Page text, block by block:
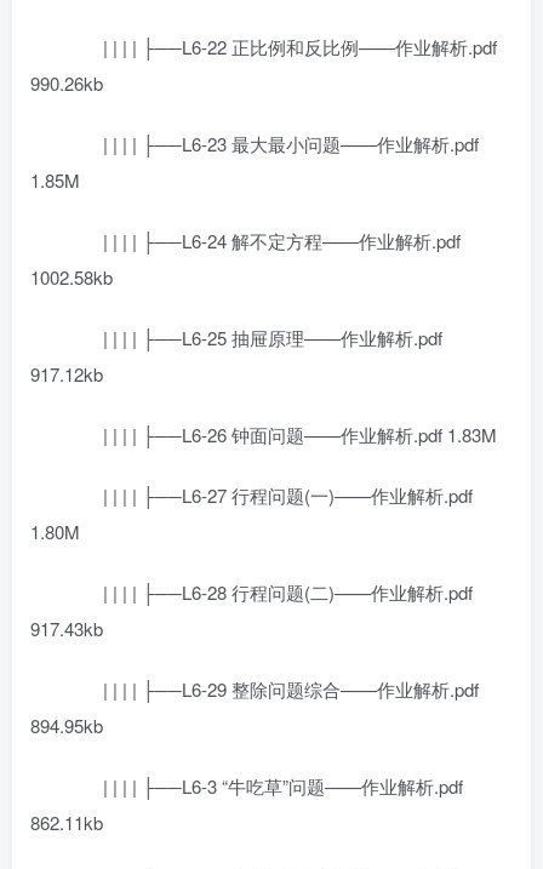
| | | | ├──L6-22 正比例和反比例——作业解析.pdf
990.26kb
| | | | ├──L6-23 最大最小问题——作业解析.pdf
1.85M
| | | | ├──L6-24 解不定方程——作业解析.pdf
1002.58kb
| | | | ├──L6-25 抽屉原理——作业解析.pdf
917.12kb
| | | | ├──L6-26 钟面问题——作业解析.pdf 1.83M
| | | | ├──L6-27 行程问题(一)——作业解析.pdf
1.80M
| | | | ├──L6-28 行程问题(二)——作业解析.pdf
917.43kb
| | | | ├──L6-29 整除问题综合——作业解析.pdf
894.95kb
| | | | ├──L6-3 “牛吃草”问题——作业解析.pdf
862.11kb